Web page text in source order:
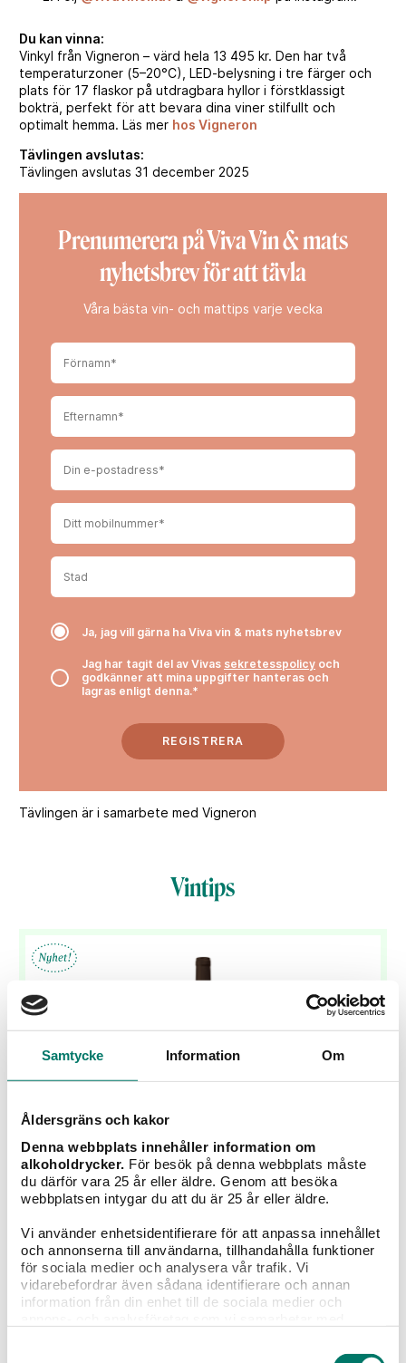
Samtycke Information Om
Åldersgräns och kakor
Denna webbplats innehåller information om
alkoholdrycker. För besök på denna webbplats måste
du därför vara 25 år eller äldre. Genom att besöka
webbplatsen intygar du att du är 25 år eller äldre.
Vi använder enhetsidentifierare för att anpassa innehållet
och annonserna till användarna, tillhandahålla funktioner
för sociala medier och analysera vår trafik. Vi
vidarebefordrar även sådana identifierare och annan
information från din enhet till de sociala medier och
information som du har tillhandahållit eller som de har
Du kan vinna:
Vinkyl från Vigneron – värd hela 13 495 kr. Den har två
temperaturzoner (5–20°C), LED-belysning i tre färger och
plats för 17 flaskor på utdragbara hyllor i förstklassigt
bokträ, perfekt för att bevara dina viner stilfullt och
optimalt hemma. Läs mer hos Vigneron
Tävlingen avslutas:
Tävlingen avslutas 31 december 2025
Prenumerera på Viva Vin & mats
nyhetsbrev för att tävla
Våra bästa vin- och mattips varje vecka
Ja, jag vill gärna ha Viva vin & mats nyhetsbrev
Jag har tagit del av Vivas sekretesspolicy och
godkänner att mina uppgifter hanteras och
lagras enligt denna.*
REGISTRERA
Tävlingen är i samarbete med Vigneron
Vintips
Manuel Formigo Finca Teira Ribeiro
149 kr
Ett exklusivt vitt vin från Galiciens DO Ribeiro lanseras
i Sverige i ett begränsat släpp om 6 600 flaskor.
Lanseringsdatum: 31 jul